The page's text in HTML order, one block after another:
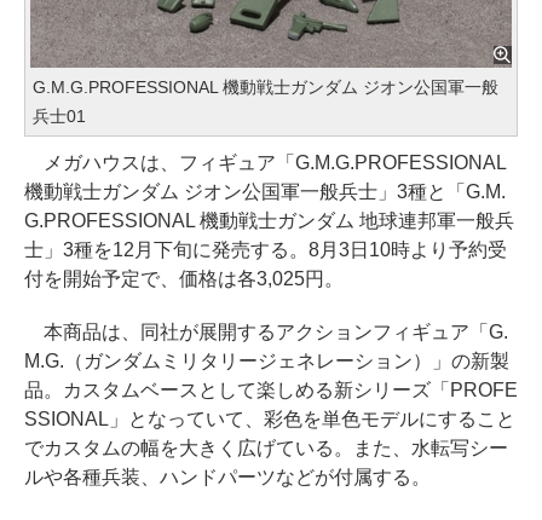
G.M.G.PROFESSIONAL 機動戦士ガンダム ジオン公国軍一般
兵士01
メガハウスは、フィギュア「G.M.G.PROFESSIONAL
機動戦士ガンダム ジオン公国軍一般兵士」3種と「G.M.
G.PROFESSIONAL 機動戦士ガンダム 地球連邦軍一般兵
士」3種を12月下旬に発売する。8月3日10時より予約受
付を開始予定で、価格は各3,025円。
本商品は、同社が展開するアクションフィギュア「G.
M.G.（ガンダムミリタリージェネレーション）」の新製
品。カスタムベースとして楽しめる新シリーズ「PROFE
SSIONAL」となっていて、彩色を単色モデルにすること
でカスタムの幅を大きく広げている。また、水転写シー
ルや各種兵装、ハンドパーツなどが付属する。